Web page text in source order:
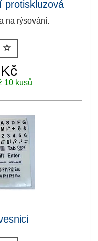
protiskluzová
na rýsování.
10 kusů